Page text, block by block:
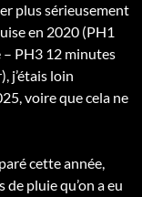
plus sérieusement
en 2020 (PH1
– PH3 12 minutes
j’étais loin
voire que cela ne
cette année,
pluie qu’on a eu